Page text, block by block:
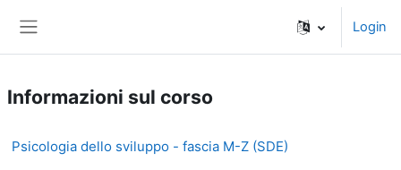
Login
Informazioni sul corso
Psicologia dello sviluppo - fascia M-Z (SDE)